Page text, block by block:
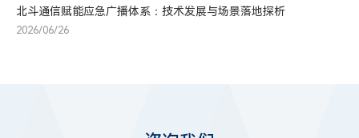
北斗通信赋能应急广播体系：技术发展与场景落地探析
2026/06/26